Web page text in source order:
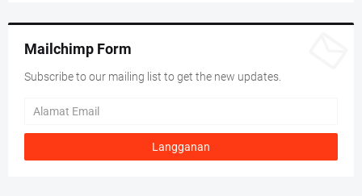
Mailchimp Form
Subscribe to our mailing list to get the new updates.